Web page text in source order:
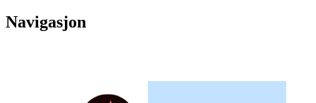
Navigasjon